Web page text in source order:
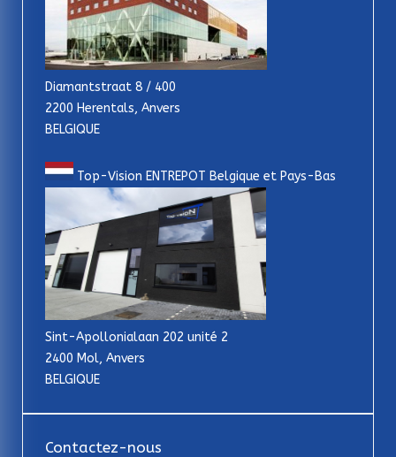
Diamantstraat 8 / 400
2200 Herentals, Anvers
BELGIQUE
Top-Vision ENTREPOT Belgique et Pays-Bas
Sint-Apollonialaan 202 unité 2
2400 Mol, Anvers
BELGIQUE
Contactez-nous